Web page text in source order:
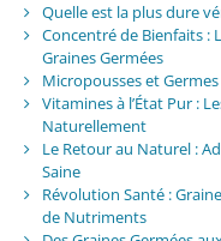
Quelle est la plus dure
Concentré de Bienfaits :
Graines Germées
Micropousses et
Vitamines à l’État Pur :
Naturellement
Le Retour au Naturel :
Saine
Révolution Santé :
de Nutriments